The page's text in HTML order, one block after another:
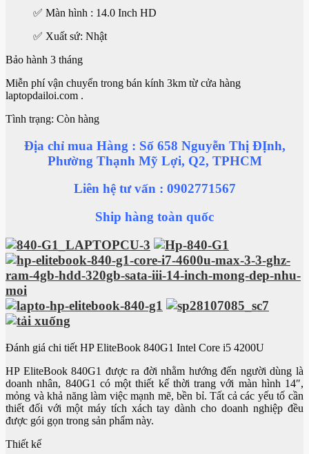
✅ Màn hình : 14.0 Inch HD
✅ Xuất sứ: Nhật
Bảo hành 3 tháng
Miễn phí vận chuyển trong bán kính 3km từ cửa hàng
laptopdailoi.com .
Tình trạng: Còn hàng
Địa chỉ mua Hàng : Số 658 Nguyễn Thị ĐỊnh,
Phường Thạnh Mỹ Lợi, Q2, TPHCM
Liên hệ tư vấn : 0902771567
Ship hàng toàn quốc
Đánh giá chi tiết HP EliteBook 840G1 Intel Core i5 4200U
HP EliteBook 840G1 được ra đời nhằm hướng đến người dùng là
doanh nhân, 840G1 có một thiết kế thời trang với màn hình 14″,
mỏng và khả năng làm việc mạnh mẽ, bền bỉ. Tất cả các yếu tố cần
thiết đối với một máy tích xách tay dành cho doanh nghiệp đều
được gói gọn trong sản phẩm này.
Thiết kế